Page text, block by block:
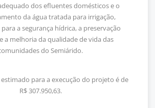
dos efluentes domésticos e o
da água tratada para irrigação,
a segurança hídrica, a preservação
a melhoria da qualidade de vida das
do Semiárido.
para a execução do projeto é de
R$ 307.950,63.